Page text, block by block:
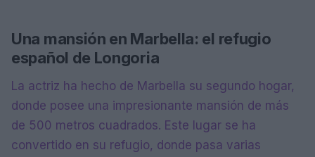
Una mansión en Marbella: el refugio
español de Longoria
La actriz ha hecho de Marbella su segundo hogar,
donde posee una impresionante mansión de más
de 500 metros cuadrados. Este lugar se ha
convertido en su refugio, donde pasa varias